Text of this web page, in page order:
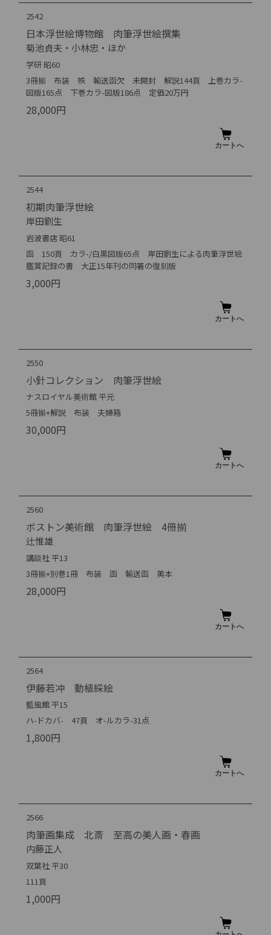
2542
日本浮世絵博物館 肉筆浮世絵撰集
菊池貞夫・小林忠・ほか
学研 昭60
3冊揃 布装 帙 輸送函欠 未開封 解説144頁 上巻カラ-
図版165点 下巻カラ-図版186点 定価20万円
28,000円
2544
初期肉筆浮世絵
岸田劉生
岩波書店 昭61
函 150頁 カラ-/白黒図版65点 岸田劉生による肉筆浮世絵
鑑賞記録の書 大正15年刊の同署の復刻版
3,000円
2550
小針コレクション 肉筆浮世絵
ナスロイヤル美術館 平元
5冊揃+解説 布装 夫婦箱
30,000円
2560
ボストン美術館 肉筆浮世絵 4冊揃
辻惟雄
講談社 平13
3冊揃+別巻1冊 布装 函 輸送函 美本
28,000円
2564
伊藤若冲 動植綵絵
藍風館 平15
ハ-ドカバ- 47頁 オ-ルカラ-31点
1,800円
2566
肉筆画集成 北斎 至高の美人画・春画
内藤正人
双葉社 平30
111頁
1,000円